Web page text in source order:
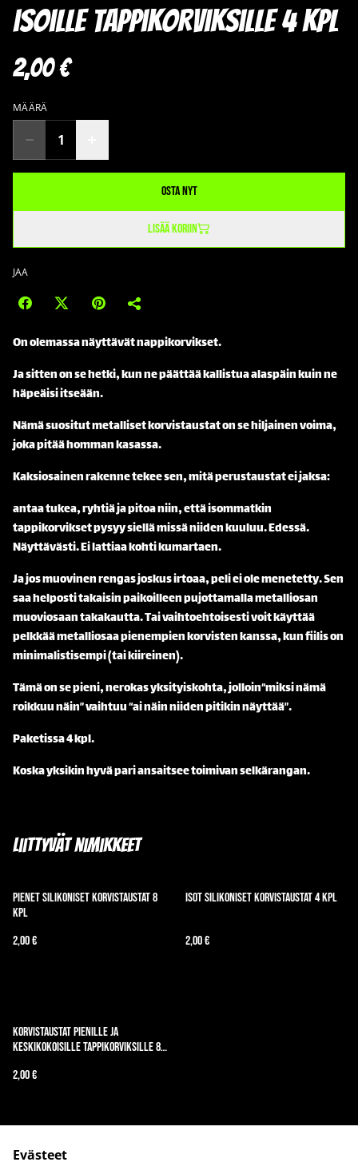
isoille tappikorviksille 4 kpl
2,00 €
MÄÄRÄ
Osta nyt
Lisää koriin
JAA
On olemassa näyttävät nappikorvikset.
Ja sitten on se hetki, kun ne päättää kallistua alaspäin kuin ne
häpeäisi itseään.
Nämä suositut metalliset korvistaustat on se hiljainen voima,
joka pitää homman kasassa.
Kaksiosainen rakenne tekee sen, mitä perustaustat ei jaksa:
antaa tukea, ryhtiä ja pitoa niin, että isommatkin
tappikorvikset pysyy siellä missä niiden kuuluu. Edessä.
Näyttävästi. Ei lattiaa kohti kumartaen.
Ja jos muovinen rengas joskus irtoaa, peli ei ole menetetty. Sen
saa helposti takaisin paikoilleen pujottamalla metalliosan
muoviosaan takakautta. Tai vaihtoehtoisesti voit käyttää
pelkkää metalliosaa pienempien korvisten kanssa, kun fiilis on
minimalistisempi (tai kiireinen).
Tämä on se pieni, nerokas yksityiskohta, jolloin“miksi nämä
roikkuu näin” vaihtuu “ai näin niiden pitikin näyttää”.
Paketissa 4 kpl.
Koska yksikin hyvä pari ansaitsee toimivan selkärangan.
Liittyvät nimikkeet
Pienet silikoniset korvistaustat 8
kpl
2,00 €
Isot silikoniset korvistaustat 4 kpl
2,00 €
Korvistaustat pienille ja
keskikokoisille tappikorviksille 8
2,00 €
Evästeet